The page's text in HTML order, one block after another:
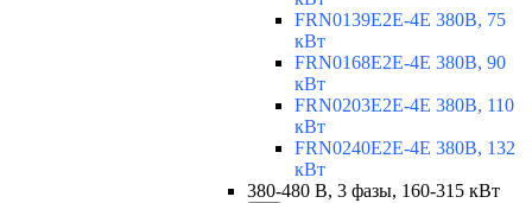
FRN0139E2E-4E 380В, 75
кВт
FRN0168E2E-4E 380В, 90
кВт
FRN0203E2E-4E 380В, 110
кВт
FRN0240E2E-4E 380В, 132
кВт
380-480 В, 3 фазы, 160-315 кВт